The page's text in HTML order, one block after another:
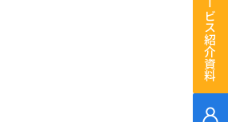
サービス紹介資料